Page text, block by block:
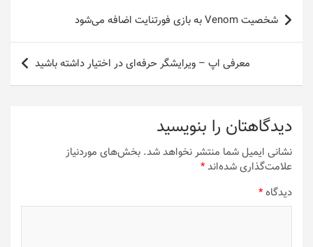
راهبری
نوشته
شخصیت Venom به بازی فورتنایت اضافه می‌شود
معرفی اپ – ویرایشگر حرفه‌ای در اختیار داشته باشید
دیدگاهتان را بنویسید
نشانی ایمیل شما منتشر نخواهد شد. بخش‌های موردنیاز
علامت‌گذاری شده‌اند*
دیدگاه*